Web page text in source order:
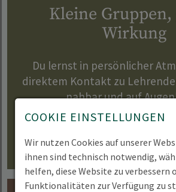
Kleine
Wirkung
Du lernst in persönlicher
direktem Kontakt zu
nahbar und auf
MEHR ERFAHREN
COOKIE EINSTELLUNGEN
Wir nutzen Cookies auf unserer
ihnen sind technisch notwendig,
helfen, diese Website zu verbessern
Funktionalitäten zur Verfügung zu